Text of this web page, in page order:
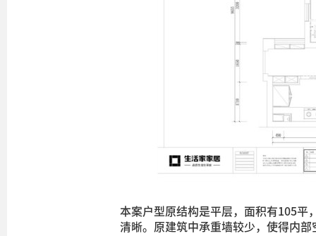
本案户型原结构是平层，面积有105平
清晰。原建筑中承重墙较少，使得内